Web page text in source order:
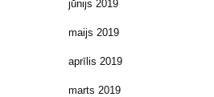
jūnijs 2019
maijs 2019
aprīlis 2019
marts 2019